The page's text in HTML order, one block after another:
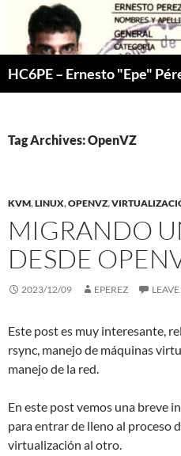
content
HC6PE – Ernesto "Epe"
Tag Archives: OpenVZ
KVM,LINUX,OPENVZ,
MIGRANDO
DESDE
2023/12/09 EPEREZ
Este post es muy interesante,
rsync, manejo de máquinas
manejo de la red.
En este post vemos una breve
para entrar de lleno al proceso
virtualización al otro.